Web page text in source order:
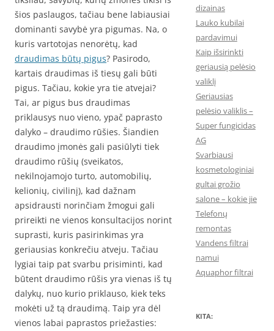
šios paslaugos, tačiau bene labiausiai
dominanti savybė yra pigumas. Na, o
kuris vartotojas nenorėtų, kad
draudimas būtų pigus? Pasirodo,
kartais draudimas iš tiesų gali būti
pigus. Tačiau, kokie yra tie atvejai?
Tai, ar pigus bus draudimas
priklausys nuo vieno, ypač paprasto
dalyko – draudimo rūšies. Šiandien
draudimo įmonės gali pasiūlyti tiek
draudimo rūšių (sveikatos,
nekilnojamojo turto, automobilių,
kelionių, civilinį), kad dažnam
apsidrausti norinčiam žmogui gali
prireikti ne vienos konsultacijos norint
suprasti, kuris pasirinkimas yra
geriausias konkrečiu atveju. Tačiau
lygiai taip pat svarbu prisiminti, kad
būtent draudimo rūšis yra vienas iš tų
dalykų, nuo kurio priklauso, kiek teks
mokėti už tą draudimą. Taip yra dėl
vienos labai paprastos priežasties:
dizainas
Lauko kubilai
pardavimui
Kaip išsirinkti
geriausią pelėsio
valiklį
Geriausias
pelėsio valiklis –
Super fungicidas
AG
Svarbiausi
kosmetologiniai
gultai grožio
salone – kokie jie
Telefonų
remontas
Vandens filtrai
namui
Aquaphor filtrai
KITA: